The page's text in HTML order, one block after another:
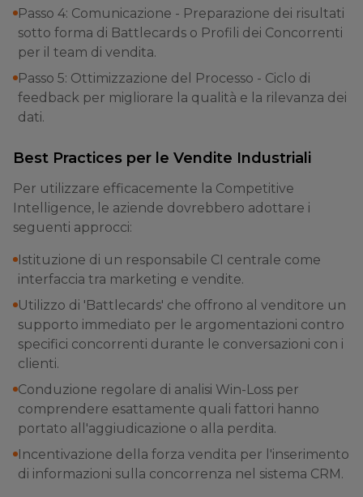
Passo 4: Comunicazione - Preparazione dei risultati
sotto forma di Battlecards o Profili dei Concorrenti
per il team di vendita.
Passo 5: Ottimizzazione del Processo - Ciclo di
feedback per migliorare la qualità e la rilevanza dei
dati.
Best Practices per le Vendite Industriali
Per utilizzare efficacemente la Competitive
Intelligence, le aziende dovrebbero adottare i
seguenti approcci:
Istituzione di un responsabile CI centrale come
interfaccia tra marketing e vendite.
Utilizzo di 'Battlecards' che offrono al venditore un
supporto immediato per le argomentazioni contro
specifici concorrenti durante le conversazioni con i
clienti.
Conduzione regolare di analisi Win-Loss per
comprendere esattamente quali fattori hanno
portato all'aggiudicazione o alla perdita.
Incentivazione della forza vendita per l'inserimento
di informazioni sulla concorrenza nel sistema CRM.